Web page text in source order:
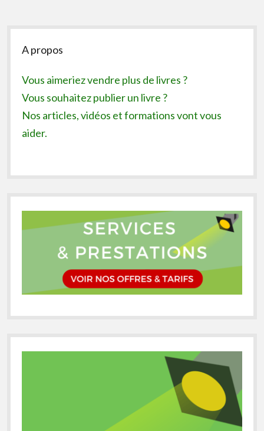
Sidebar
A propos
Vous aimeriez vendre plus de livres ?
Vous souhaitez publier un livre ?
Nos articles, vidéos et formations vont vous
aider.